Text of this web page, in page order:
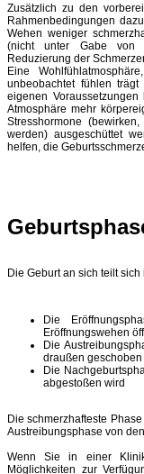
Zusätzlich zu den
Rahmenbedingungen
Wehen weniger
(nicht unter Gabe von
Reduzierung der
Eine
unbeobachtet fühlen
eigenen
Atmosphäre mehr
Stresshormone
werden) ausgeschüttet
helfen, die
Die Geburt an sich teilt
Die
Eröffnungswehen
Die
draußen geschoben
Die
abgestoßen wird
Die schmerzhafteste
Austreibungsphase von
Wenn Sie in einer
Möglichkeiten zur